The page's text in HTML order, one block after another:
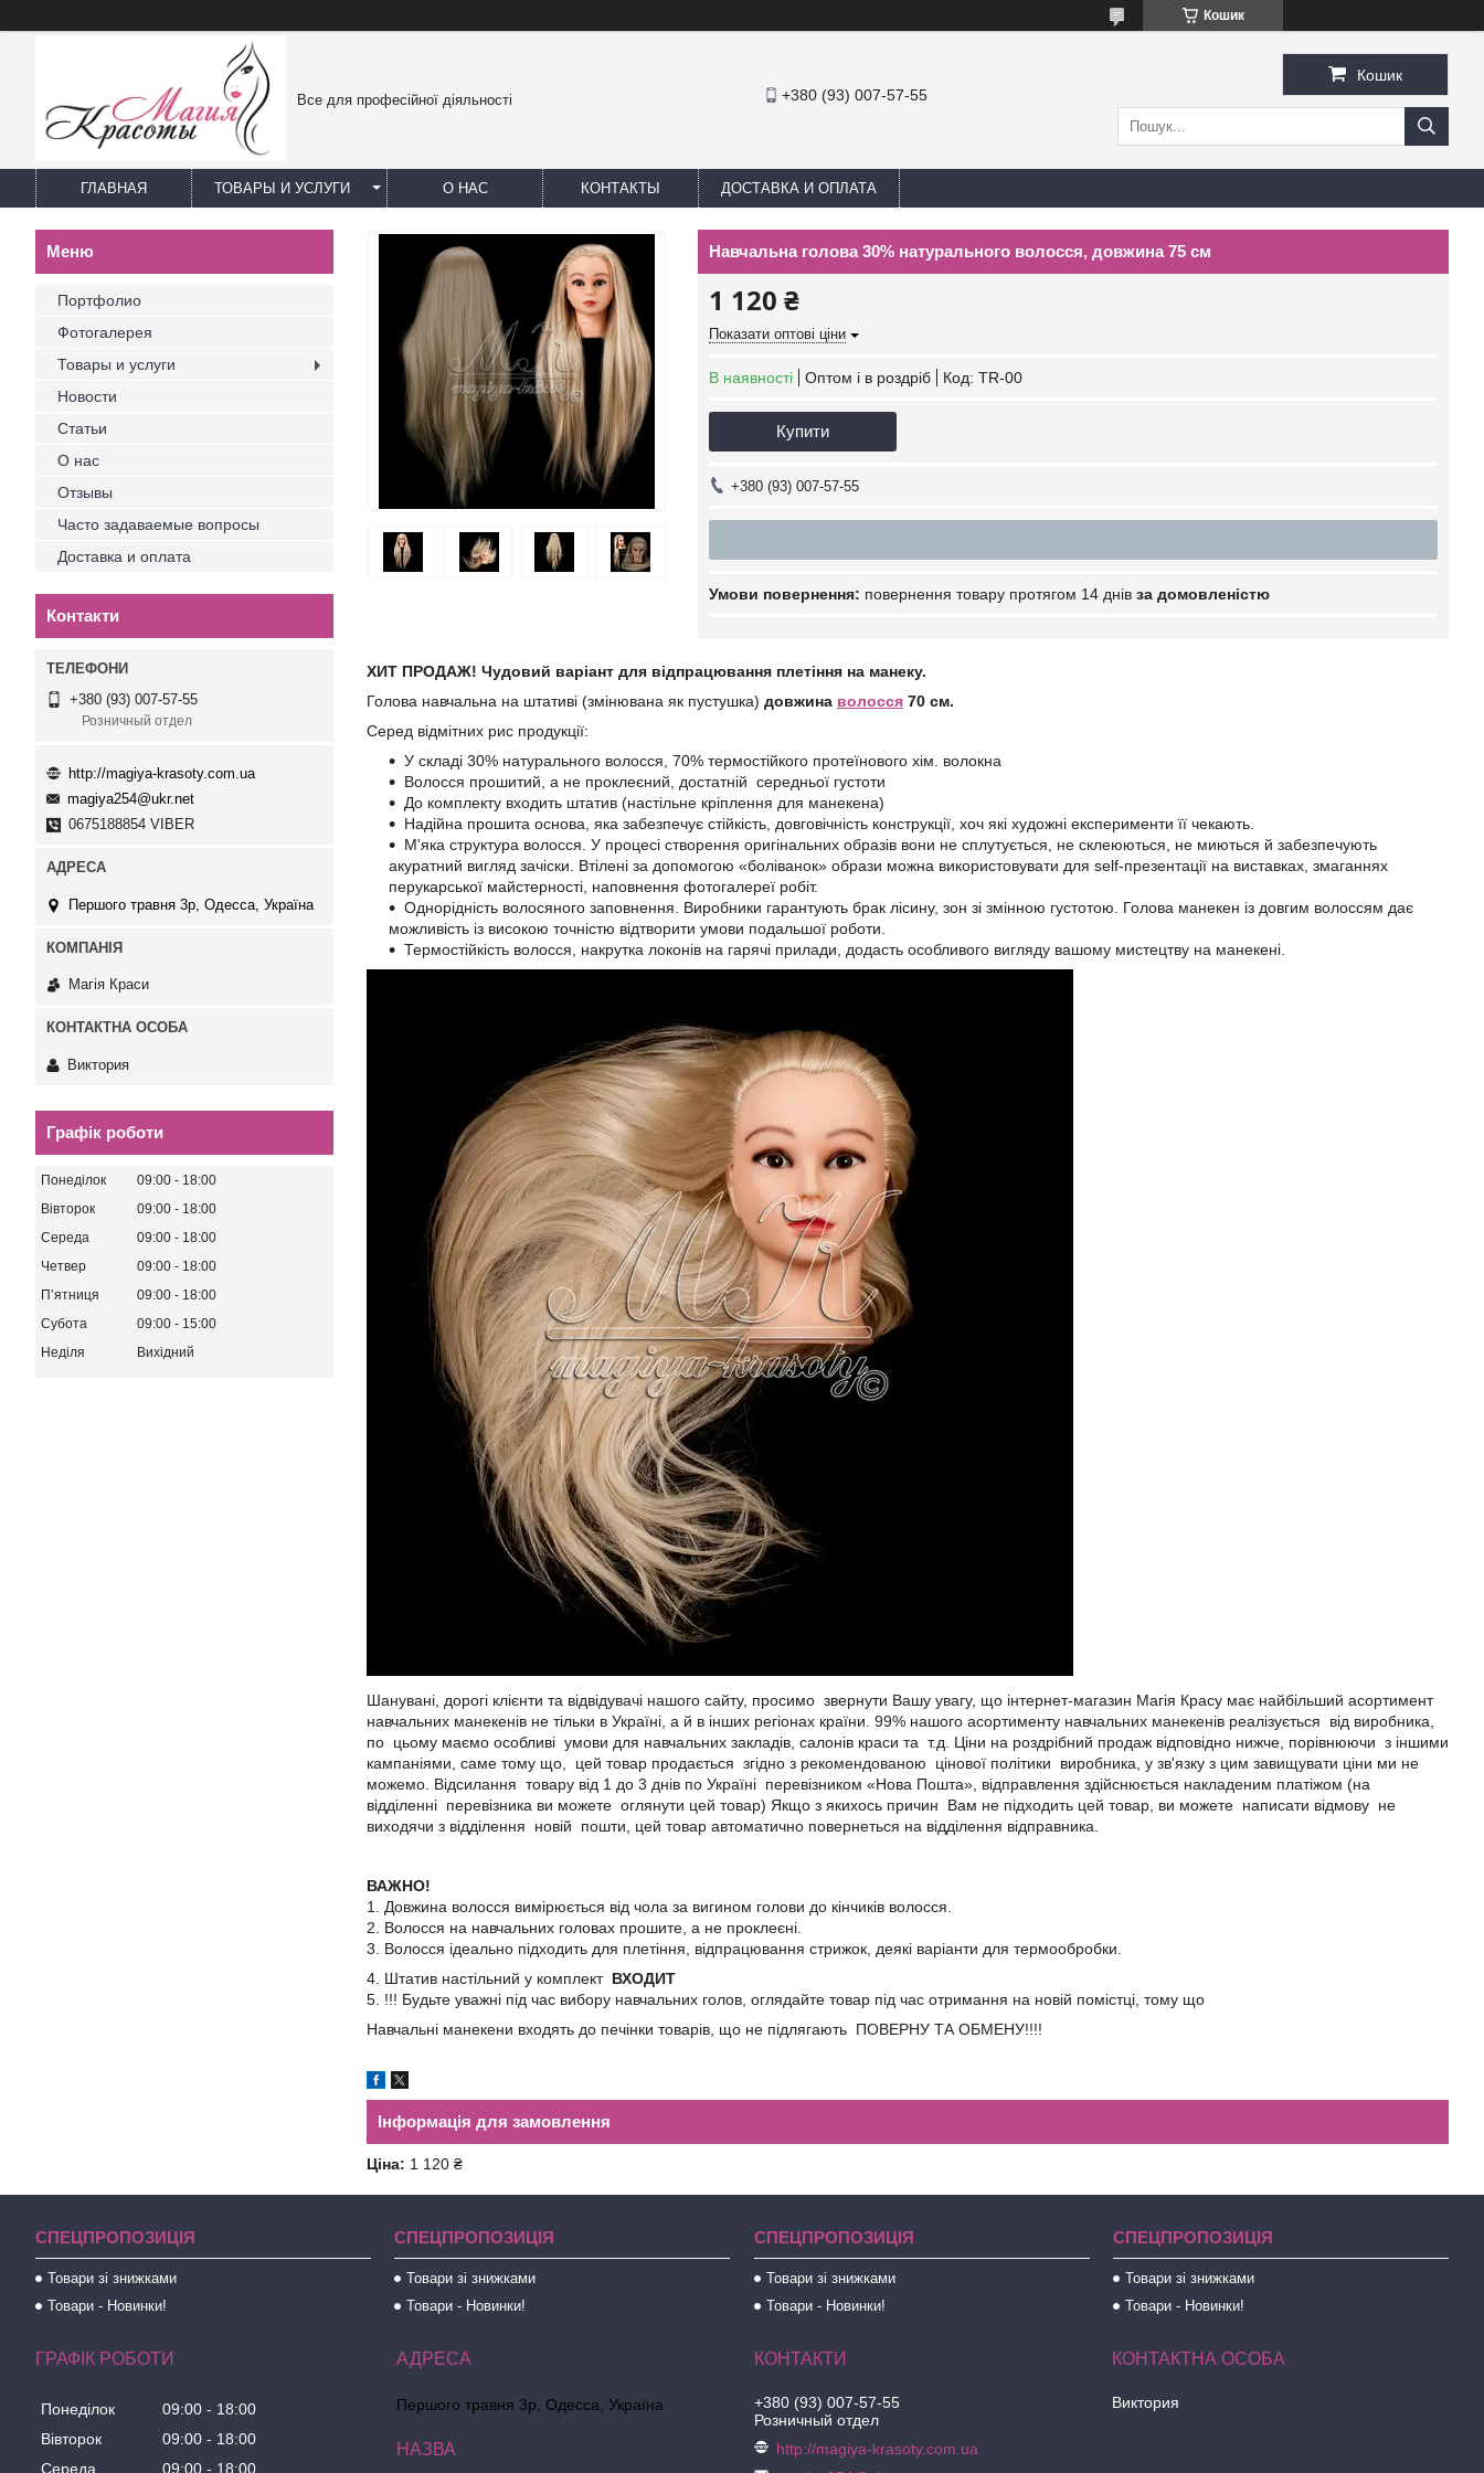
Кошик
Все для професійної діяльності +380 (93) 007-57-55
Кошик
ГЛАВНАЯ ТОВАРЫ И УСЛУГИ О НАС КОНТАКТЫ ДОСТАВКА И ОПЛАТА
Навчальна голова 30% натурального волосся, довжина 75 см
1 120 ₴
Показати оптові ціни
В наявності Оптом і в роздріб Код: TR-00
Купити
+380 (93) 007-57-55
повернення товару протягом 14 днів за домовленістю
ХИТ ПРОДАЖ! Чудовий варіант для відпрацювання плетіння на манеку.
Голова навчальна на штативі (змінювана як пустушка) довжина волосся 70 см.
Серед відмітних рис продукції:
У складі 30% натурального волосся, 70% термостійкого протеїнового хім. волокна
Волосся прошитий, а не проклеєний, достатній середньої густоти
До комплекту входить штатив (настільне кріплення для манекена)
Надійна прошита основа, яка забезпечує стійкість, довговічність конструкції, хоч які художні експерименти її чекають.
М'яка структура волосся. У процесі створення оригінальних образів вони не сплутується, не склеюються, не миються й забезпечують
акуратний вигляд зачіски. Втілені за допомогою «боліванок» образи можна використовувати для self-презентації на виставках, змаганнях
перукарської майстерності, наповнення фотогалереї робіт.
Однорідність волосяного заповнення. Виробники гарантують брак лісину, зон зі змінною густотою. Голова манекен із довгим волоссям дає
можливість із високою точністю відтворити умови подальшої роботи.
Термостійкість волосся, накрутка локонів на гарячі прилади, додасть особливого вигляду вашому мистецтву на манекені.
Шанувані, дорогі клієнти та відвідувачі нашого сайту, просимо звернути Вашу увагу, що інтернет-магазин Магія Красу має найбільший асортимент
навчальних манекенів не тільки в Україні, а й в інших регіонах країни. 99% нашого асортименту навчальних манекенів реалізується від виробника,
по цьому маємо особливі умови для навчальних закладів, салонів краси та т.д. Ціни на роздрібний продаж відповідно нижче, порівнюючи з іншими
кампаніями, саме тому що, цей товар продається згідно з рекомендованою цінової політики виробника, у зв'язку з цим завищувати ціни ми не
можемо. Відсилання товару від 1 до 3 днів по Україні перевізником «Нова Пошта», відправлення здійснюється накладеним платіжом (на
відділенні перевізника ви можете оглянути цей товар) Якщо з якихось причин Вам не підходить цей товар, ви можете написати відмову не
виходячи з відділення новій пошти, цей товар автоматично повернеться на відділення відправника.
ВАЖНО!
1. Довжина волосся вимірюється від чола за вигином голови до кінчиків волосся.
2. Волосся на навчальних головах прошите, а не проклеєні.
3. Волосся ідеально підходить для плетіння, відпрацювання стрижок, деякі варіанти для термообробки.
4. Штатив настільний у комплектВХОДИТ
5. !!! Будьте уважні під час вибору навчальних голов, оглядайте товар під час отримання на новій помістці, тому що
Навчальні манекени входять до печінки товарів, що не підлягають ПОВЕРНУ ТА ОБМЕНУ!!!!
Інформація для замовлення
Ціна: 1 120 ₴
Портфолио
Фотогалерея
Товары и услуги
Новости
Статьи
О нас
Отзывы
Часто задаваемые вопросы
Доставка и оплата
Контакти
+380 (93) 007-57-55
Розничный отдел
http://magiya-krasoty.com.ua
magiya254@ukr.net
0675188854 VIBER
Першого травня 3р, Одесса, Україна
Магія Краси
Виктория
Графік роботи
Понеділок 09:00
18:00
Вівторок
09:00
18:00
Середа
09:00
18:00
Четвер
09:00
18:00
Пʼятниця
09:00
18:00
Субота
09:00
15:00
Неділя
Вихідний
СПЕЦПРОПОЗИЦІЯ
Товари зі знижками
Товари - Новинки!
СПЕЦПРОПОЗИЦІЯ
Товари зі знижками
Товари - Новинки!
СПЕЦПРОПОЗИЦІЯ
Товари зі знижками
Товари - Новинки!
СПЕЦПРОПОЗИЦІЯ
Товари зі знижками
Товари - Новинки!
ГРАФІК РОБОТИ
Понеділок 09:00
18:00
Вівторок
09:00
18:00
Середа
09:00 18:00
Першого травня 3р, Одесса, Україна
+380 (93) 007-57-55
Розничный отдел
http://magiya-krasoty.com.ua
Виктория